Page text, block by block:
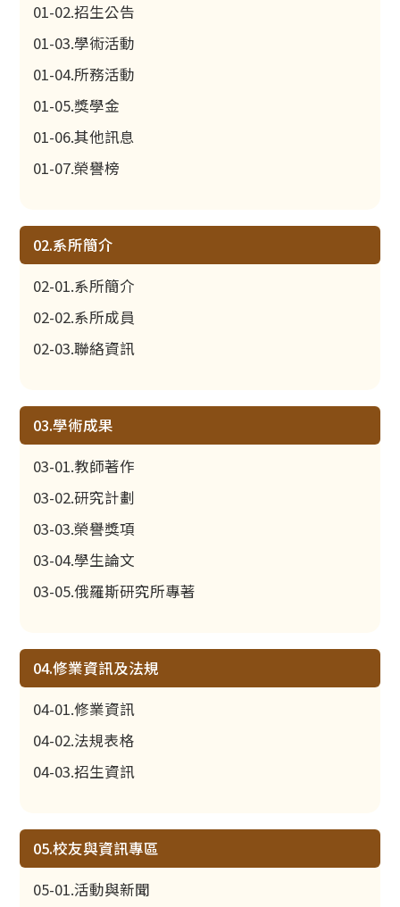
01-02.招生公告
01-03.學術活動
01-04.所務活動
01-05.獎學金
01-06.其他訊息
01-07.榮譽榜
02.系所簡介
02-01.系所簡介
02-02.系所成員
02-03.聯絡資訊
03.學術成果
03-01.教師著作
03-02.研究計劃
03-03.榮譽獎項
03-04.學生論文
03-05.俄羅斯研究所專著
04.修業資訊及法規
04-01.修業資訊
04-02.法規表格
04-03.招生資訊
05.校友與資訊專區
05-01.活動與新聞